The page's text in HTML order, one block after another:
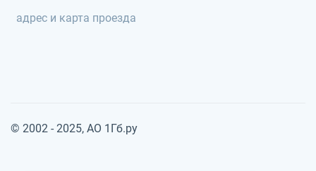
адрес и карта проезда
© 2002 - 2025, АО 1Гб.ру